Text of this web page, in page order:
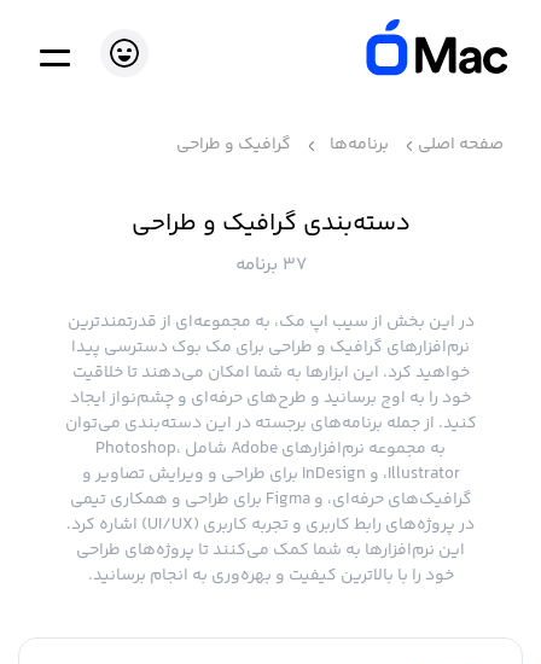
صفحه اصلی برنامه‌ها گرافیک و طراحی
دسته‌بندی گرافیک و طراحی
37 برنامه
در این بخش از سیب اپ مک، به مجموعه‌ای از قدرتمندترین
نرم‌افزارهای گرافیک و طراحی برای مک بوک دسترسی پیدا
خواهید کرد. این ابزارها به شما امکان می‌دهند تا خلاقیت
خود را به اوج برسانید و طرح‌های حرفه‌ای و چشم‌نواز ایجاد
کنید. از جمله برنامه‌های برجسته در این دسته‌بندی می‌توان
به مجموعه نرم‌افزارهای Adobe شامل Photoshop،
Illustrator، و InDesign برای طراحی و ویرایش تصاویر و
گرافیک‌های حرفه‌ای، و Figma برای طراحی و همکاری تیمی
در پروژه‌های رابط کاربری و تجربه کاربری (UI/UX) اشاره کرد.
این نرم‌افزارها به شما کمک می‌کنند تا پروژه‌های طراحی
خود را با بالاترین کیفیت و بهره‌وری به انجام برسانید.